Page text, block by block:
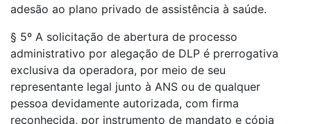
adesão ao plano privado de assistência à saúde.
§ 5º A solicitação de abertura de processo
administrativo por alegação de DLP é prerrogativa
exclusiva da operadora, por meio de seu
representante legal junto à ANS ou de qualquer
pessoa devidamente autorizada, com firma
reconhecida, por instrumento de mandato e cópia